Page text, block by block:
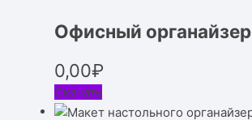
Офисный органайзер
0,00₽
Скачать